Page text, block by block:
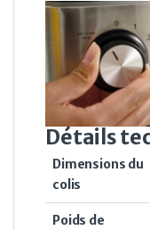
Détails
Dimensions du
colis
Poids de